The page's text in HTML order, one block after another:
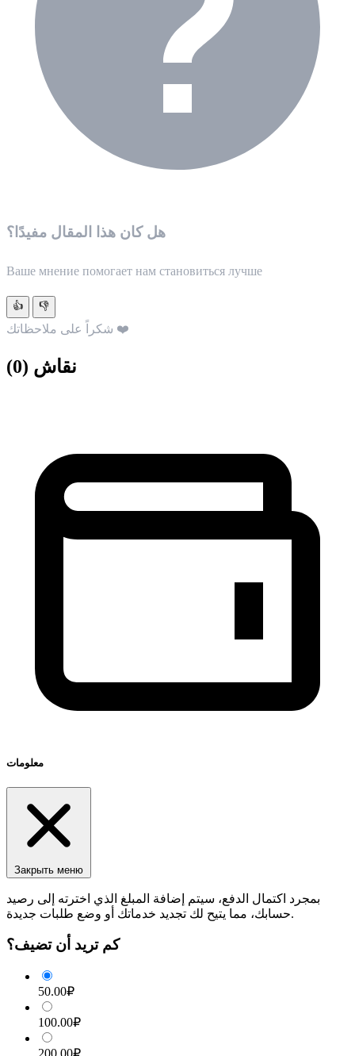
هل كان هذا المقال مفيدًا؟
Ваше мнение помогает нам становиться лучше
👍 👎
شكراً على ملاحظاتك ❤️
نقاش (0)
معلومات
Закрыть меню
بمجرد اكتمال الدفع، سيتم إضافة المبلغ الذي اخترته إلى رصيد
حسابك، مما يتيح لك تجديد خدماتك أو وضع طلبات جديدة.
كم تريد أن تضيف؟
50.00₽
100.00₽